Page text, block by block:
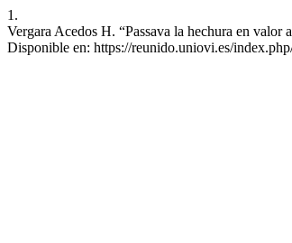
1.
Vergara Acedos H. “Passava la hechura en
Disponible en: https://reunido.uniovi.es/